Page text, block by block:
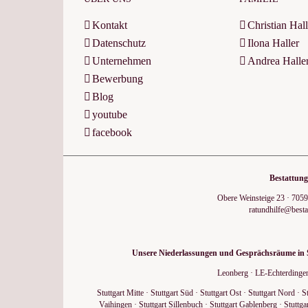
Kontakt
Datenschutz
Unternehmen
Bewerbung
Blog
youtube
facebook
Christian
Ilona Haller
Andrea
Obere Weinsteige 23·
Unsere Niederlassungen und Gesprächsräume
Leonberg · LE-
Stuttgart Mitte · Stuttgart Süd · Stuttgart Ost· Stuttgart Nord ·
Vaihingen · Stuttgart Sillenbuch · Stuttgart Gablenberg ·